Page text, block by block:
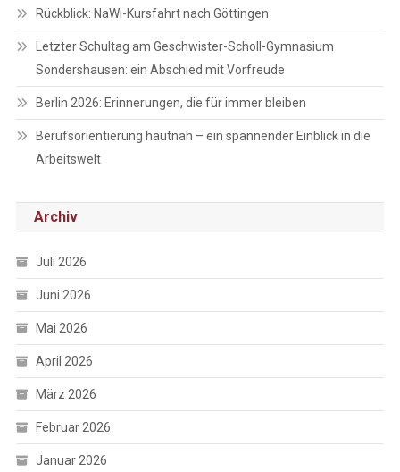
Rückblick: NaWi-Kursfahrt nach Göttingen
Letzter Schultag am Geschwister-Scholl-Gymnasium
Sondershausen: ein Abschied mit Vorfreude
Berlin 2026: Erinnerungen, die für immer bleiben
Berufsorientierung hautnah – ein spannender Einblick in die
Arbeitswelt
Archiv
Juli 2026
Juni 2026
Mai 2026
April 2026
März 2026
Februar 2026
Januar 2026